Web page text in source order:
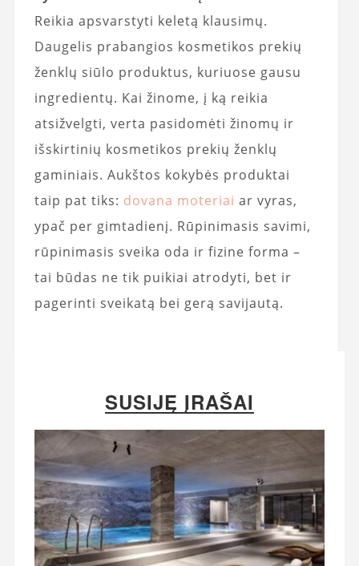
Reikia apsvarstyti keletą klausimų.
Daugelis prabangios kosmetikos prekių
ženklų siūlo produktus, kuriuose gausu
ingredientų. Kai žinome, į ką reikia
atsižvelgti, verta pasidomėti žinomų ir
išskirtinių kosmetikos prekių ženklų
gaminiais. Aukštos kokybės produktai
taip pat tiks: dovana moteriai ar vyras,
ypač per gimtadienį. Rūpinimasis savimi,
rūpinimasis sveika oda ir fizine forma –
tai būdas ne tik puikiai atrodyti, bet ir
pagerinti sveikatą bei gerą savijautą.
SUSIJĘ ĮRAŠAI